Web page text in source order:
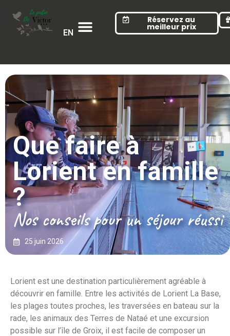
EN
Réservez au
meilleur prix
Que faire à
Lorient en famille
?
Nos conseils pour un séjour réussi
25 juin 2026
Lorient est une destination particulièrement agréable à
découvrir en famille. Entre les activités de Lorient La Base,
les plages toutes proches, les traversées en bateau sur la
rade, les animaux des Terres de Nataé et une excursion
possible sur l’île de Groix, il est facile de composer un